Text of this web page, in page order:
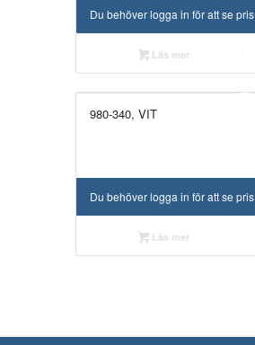
Du behöver logga in för att se pris
Läs mer
980-340, VIT
Du behöver logga in för att se pris
Läs mer